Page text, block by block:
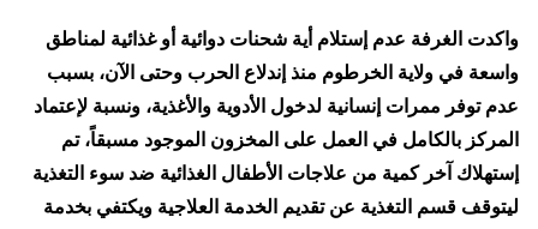
واكدت الغرفة عدم إستلام أية شحنات دوائية أو غذائية لمناطق
واسعة في ولاية الخرطوم منذ إندلاع الحرب وحتى الآن، بسبب
عدم توفر ممرات إنسانية لدخول الأدوية والأغذية، ونسبة لإعتماد
المركز بالكامل في العمل على المخزون الموجود مسبقاً، تم
إستهلاك آخر كمية من علاجات الأطفال الغذائية ضد سوء التغذية
ليتوقف قسم التغذية عن تقديم الخدمة العلاجية ويكتفي بخدمة